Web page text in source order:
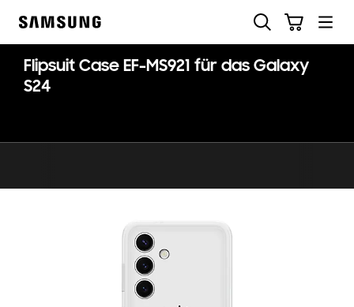
Flipsuit Case EF-MS921 für das Galaxy
S24